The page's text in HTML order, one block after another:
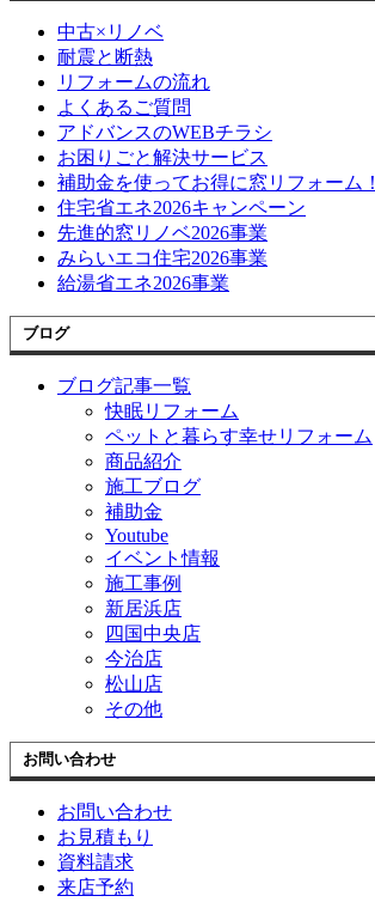
中古×リノベ
耐震と断熱
リフォームの流れ
よくあるご質問
アドバンスのWEBチラシ
お困りごと解決サービス
補助金を使ってお得に窓リフォーム！
住宅省エネ2026キャンペーン
先進的窓リノベ2026事業
みらいエコ住宅2026事業
給湯省エネ2026事業
ブログ
ブログ記事一覧
快眠リフォーム
ペットと暮らす幸せリフォーム
商品紹介
施工ブログ
補助金
Youtube
イベント情報
施工事例
新居浜店
四国中央店
今治店
松山店
その他
お問い合わせ
お問い合わせ
お見積もり
資料請求
来店予約